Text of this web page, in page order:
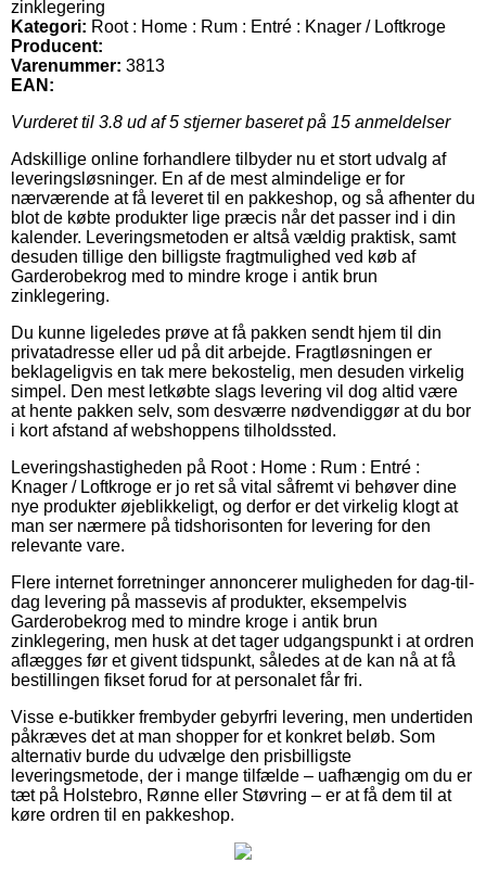
zinklegering
Kategori: Root : Home : Rum : Entré : Knager / Loftkroge
Producent:
Varenummer: 3813
EAN:
Vurderet til 3.8 ud af 5 stjerner baseret på 15 anmeldelser
Adskillige online forhandlere tilbyder nu et stort udvalg af
leveringsløsninger. En af de mest almindelige er for
nærværende at få leveret til en pakkeshop, og så afhenter du
blot de købte produkter lige præcis når det passer ind i din
kalender. Leveringsmetoden er altså vældig praktisk, samt
desuden tillige den billigste fragtmulighed ved køb af
Garderobekrog med to mindre kroge i antik brun
zinklegering.
Du kunne ligeledes prøve at få pakken sendt hjem til din
privatadresse eller ud på dit arbejde. Fragtløsningen er
beklageligvis en tak mere bekostelig, men desuden virkelig
simpel. Den mest letkøbte slags levering vil dog altid være
at hente pakken selv, som desværre nødvendiggør at du bor
i kort afstand af webshoppens tilholdssted.
Leveringshastigheden på Root : Home : Rum : Entré :
Knager / Loftkroge er jo ret så vital såfremt vi behøver dine
nye produkter øjeblikkeligt, og derfor er det virkelig klogt at
man ser nærmere på tidshorisonten for levering for den
relevante vare.
Flere internet forretninger annoncerer muligheden for dag-til-
dag levering på massevis af produkter, eksempelvis
Garderobekrog med to mindre kroge i antik brun
zinklegering, men husk at det tager udgangspunkt i at ordren
aflægges før et givent tidspunkt, således at de kan nå at få
bestillingen fikset forud for at personalet får fri.
Visse e-butikker frembyder gebyrfri levering, men undertiden
påkræves det at man shopper for et konkret beløb. Som
alternativ burde du udvælge den prisbilligste
leveringsmetode, der i mange tilfælde – uafhængig om du er
tæt på Holstebro, Rønne eller Støvring – er at få dem til at
køre ordren til en pakkeshop.